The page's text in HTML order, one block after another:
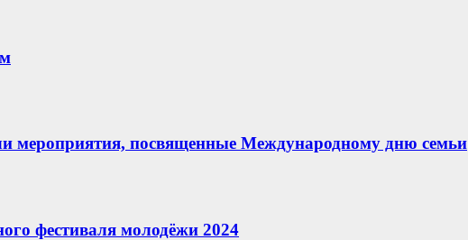
мероприятия, посвященные Международному дню семьи
фестиваля молодёжи 2024